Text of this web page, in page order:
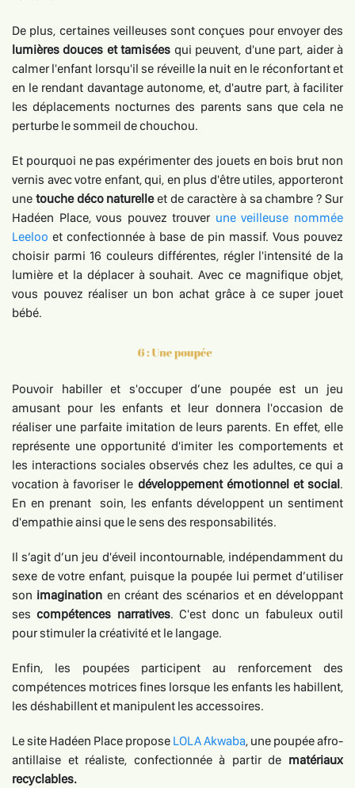
De plus, certaines veilleuses sont conçues pour envoyer des
lumières douces et tamisées qui peuvent, d'une part, aider à
calmer l'enfant lorsqu'il se réveille la nuit en le réconfortant et
en le rendant davantage autonome, et, d'autre part, à faciliter
les déplacements nocturnes des parents sans que cela ne
perturbe le sommeil de chouchou.
Et pourquoi ne pas expérimenter des jouets en bois brut non
vernis avec votre enfant, qui, en plus d'être utiles, apporteront
une touche déco naturelleet de caractère à sa chambre ? Sur
Hadéen Place, vous pouvez trouver une veilleuse nommée
Leeloo et confectionnée à base de pin massif. Vous pouvez
choisir parmi 16 couleurs différentes, régler l'intensité de la
lumière et la déplacer à souhait. Avec ce magnifique objet,
vous pouvez réaliser un bon achat grâce à ce super jouet
bébé.
Pouvoir habiller et s'occuper d’une poupée est un jeu
amusant pour les enfants et leur donnera l'occasion de
réaliser une parfaite imitation de leurs parents. En effet, elle
représente une opportunité d'imiter les comportements et
les interactions sociales observés chez les adultes, ce qui a
vocation à favoriser le développement émotionnel et social.
En en prenant soin, les enfants développent un sentiment
d'empathie ainsi que le sens des responsabilités.
Il s’agit d’un jeu d'éveil incontournable, indépendamment du
sexe de votre enfant, puisque la poupée lui permet d’utiliser
son imagination en créant des scénarios et en développant
sescompétences narratives. C'est donc un fabuleux outil
pour stimuler la créativité et le langage.
Enfin, les poupées participent au renforcement des
compétences motrices fines lorsque les enfants les habillent,
les déshabillent et manipulent les accessoires.
Le site Hadéen Place propose LOLA Akwaba, une poupée afro-
antillaise et réaliste, confectionnée à partir de matériaux
recyclables.